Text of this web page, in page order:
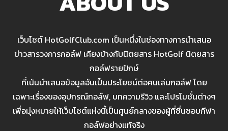
เว็บไซต์ HotGolfClub.com เป็นหนึ่งในช่องทางการนำเสนอ
ข่าวสารวงการกอล์ฟ เคียงข้างกับนิตยสาร HotGolf นิตยสาร
กอล์ฟรายปักษ์
ที่เน้นนำเสนอข้อมูลอันเป็นประโยชน์ต่อคนเล่นกอล์ฟ โดย
เฉพาะเรื่องของอุปกรณ์กอล์ฟ, บทความรีวิว และโปรโมชั่นต่างๆ
เพื่อมุ่งหมายให้เว็บไซต์แห่งนี้เป็นศูนย์กลางของผู้ที่ชื่นชอบกีฬา
กอล์ฟอย่างแท้จริง